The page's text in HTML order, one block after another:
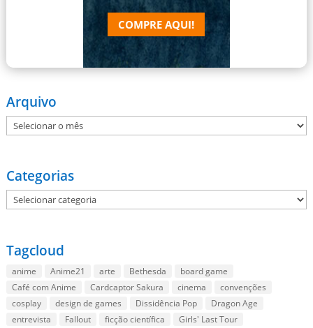
COMPRE AQUI!
Arquivo
Arquivo
Categorias
Categorias
Tagcloud
anime Anime21 arte Bethesda
board game
Café com Anime
Cardcaptor Sakura cinema
convenções
cosplay
design de games Dissidência Pop
Dragon Age
entrevista
Fallout ficção científica
Girls' Last Tour